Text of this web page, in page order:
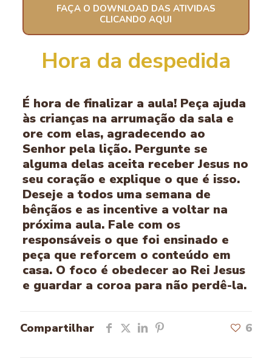
FAÇA O DOWNLOAD DAS ATIVIDAS
CLICANDO AQUI
Hora da despedida
É hora de finalizar a aula! Peça ajuda
às crianças na arrumação da sala e
ore com elas, agradecendo ao
Senhor pela lição. Pergunte se
alguma delas aceita receber Jesus no
seu coração e explique o que é isso.
Deseje a todos uma semana de
bênçãos e as incentive a voltar na
próxima aula. Fale com os
responsáveis o que foi ensinado e
peça que reforcem o conteúdo em
casa. O foco é obedecer ao Rei Jesus
e guardar a coroa para não perdê-la.
Compartilhar 6